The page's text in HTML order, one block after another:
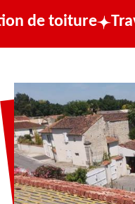
Travaux de